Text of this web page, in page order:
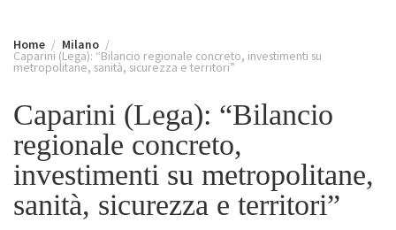
Home Milano
Caparini (Lega): “Bilancio regionale concreto, investimenti su
metropolitane, sanità, sicurezza e territori”
Caparini (Lega): “Bilancio
regionale concreto,
investimenti su metropolitane,
sanità, sicurezza e territori”